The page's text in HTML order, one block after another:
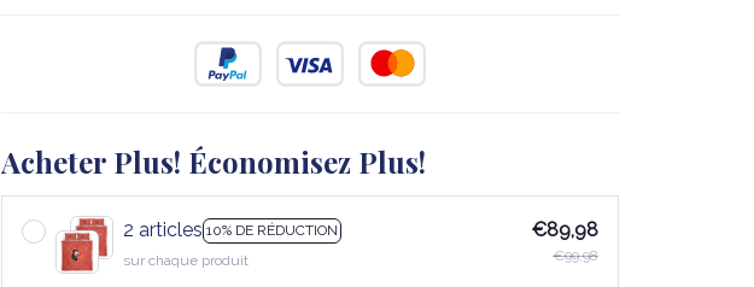
Acheter Plus! Économisez Plus!
2 articles 10% DE RÉDUCTION
sur chaque produit
€89,98
€99,98